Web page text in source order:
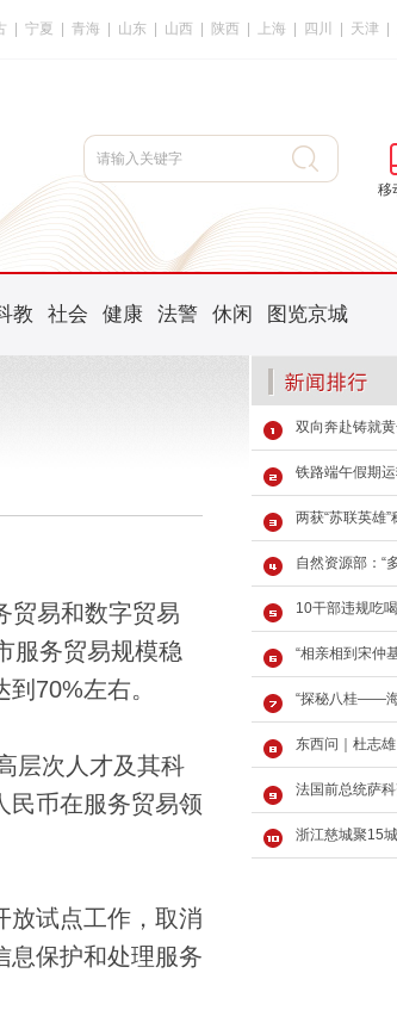
宁夏 青海 山东 山西 陕西 上海 四川 天津
移
教 社会 健康 法警 休闲 图览京城
易和数字贸易
服务贸易规模稳
70%左右。
层次人才及其科
民币在服务贸易领
试点工作，取消
息保护和处理服务
双向奔赴铸就
铁路端午假期
两获“苏联英雄
自然资源部：“
10干部违规吃
“相亲相到宋仲
“探秘八桂——
东西问｜杜志
法国前总统萨
浙江慈城聚15